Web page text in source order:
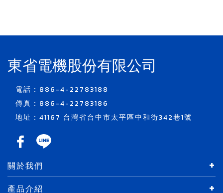
東省電機股份有限公司
電話：886-4-22783188
傳真：886-4-22783186
地址：41167 台灣省台中市太平區中和街342巷1號
關於我們
產品介紹